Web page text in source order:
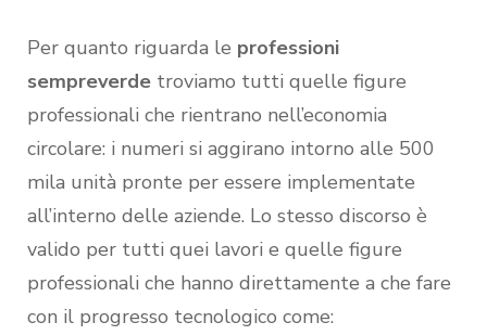
Per quanto riguarda le professioni
sempreverde troviamo tutti quelle figure
professionali che rientrano nell’economia
circolare: i numeri si aggirano intorno alle 500
mila unità pronte per essere implementate
all’interno delle aziende. Lo stesso discorso è
valido per tutti quei lavori e quelle figure
professionali che hanno direttamente a che fare
con il progresso tecnologico come: